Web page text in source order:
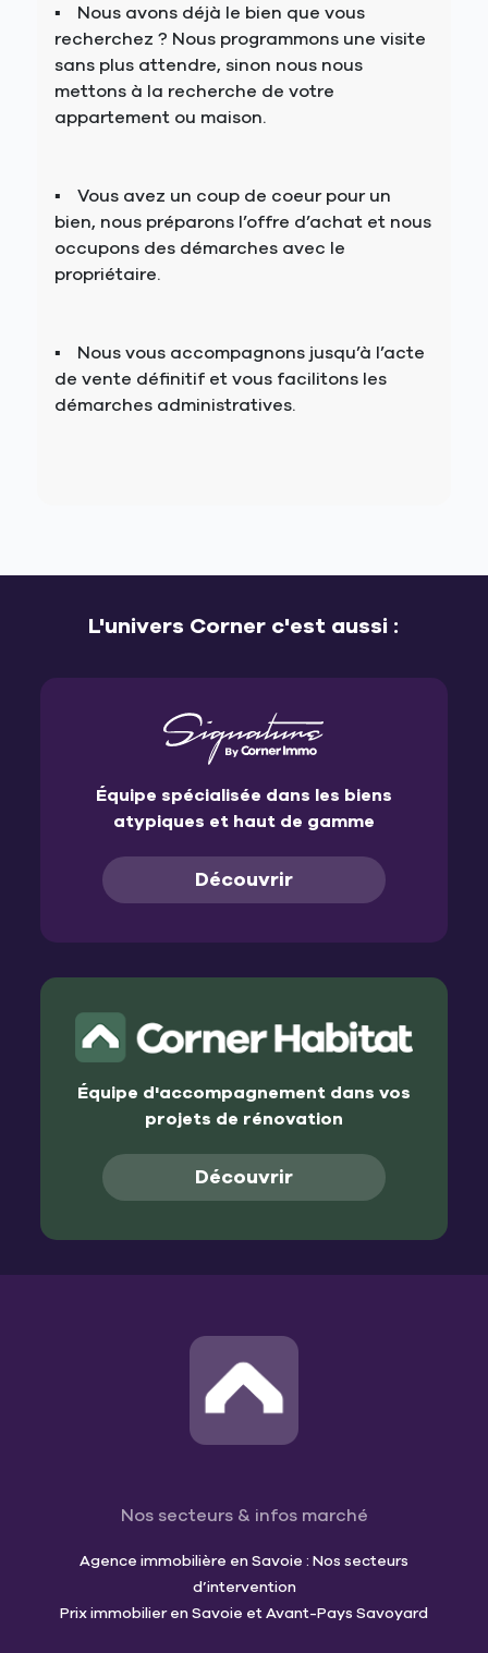
Nous avons déjà le bien que vous
recherchez ? Nous programmons une visite
sans plus attendre, sinon nous nous
mettons à la recherche de votre
appartement ou maison.
Vous avez un coup de coeur pour un
bien, nous préparons l’offre d’achat et nous
occupons des démarches avec le
propriétaire.
Nous vous accompagnons jusqu’à l’acte
de vente définitif et vous facilitons les
démarches administratives.
L'univers Corner c'est aussi :
Équipe spécialisée dans les biens
atypiques et haut de gamme
Découvrir
Équipe d'accompagnement dans vos
projets de rénovation
Découvrir
Nos secteurs & infos marché
Agence immobilière en Savoie : Nos secteurs
d’intervention
Prix immobilier en Savoie et Avant-Pays Savoyard